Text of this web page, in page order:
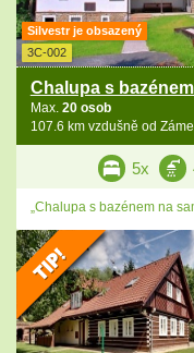
Silvestr je obsazený
3C-002
Chalupa s
Max. 20 osob
107.6 km vzdušně od
5x
„Chalupa s bazénem na